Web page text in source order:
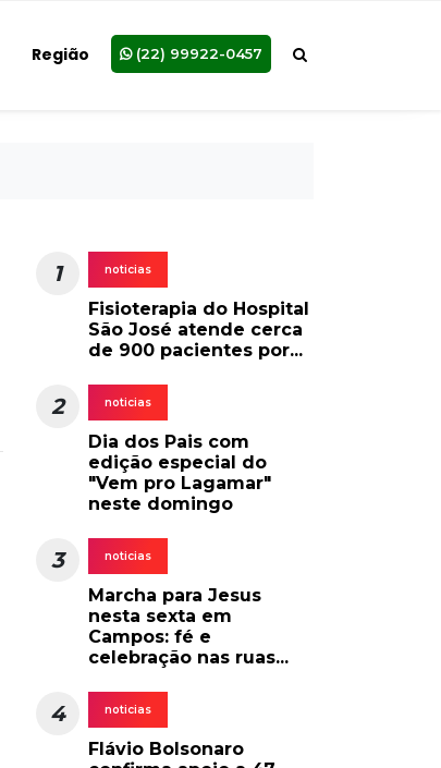
Região (22) 99922-0457
1 noticias
Fisioterapia do Hospital
São José atende cerca
de 900 pacientes por...
2 noticias
Dia dos Pais com
edição especial do
"Vem pro Lagamar"
neste domingo
3 noticias
Marcha para Jesus
nesta sexta em
Campos: fé e
celebração nas ruas...
4 noticias
Flávio Bolsonaro